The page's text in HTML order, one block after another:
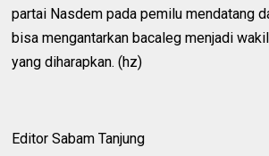
partai Nasdem pada pemilu mendatang
bisa mengantarkan bacaleg menjadi
yang diharapkan. (hz)
Editor Sabam Tanjung